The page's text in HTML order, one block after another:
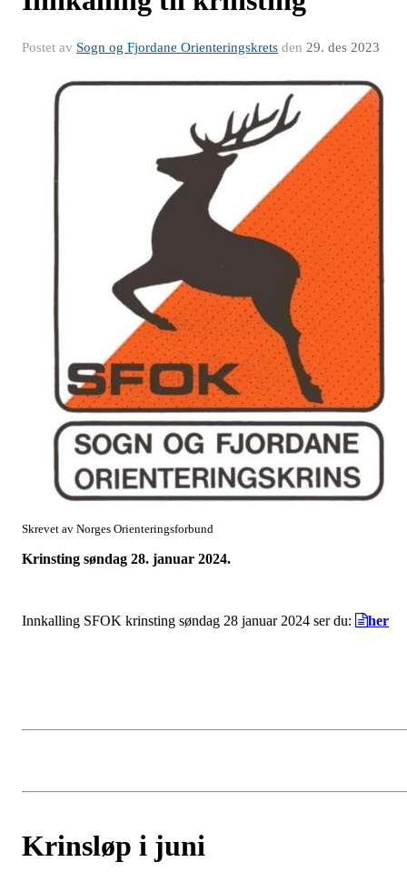
Postet av Sogn og Fjordane Orienteringskrets den 29. des 2023
Skrevet av Norges Orienteringsforbund
Krinsting søndag 28. januar 2024.
Innkalling SFOK krinsting søndag 28 januar 2024 ser du: her
Krinsløp i juni